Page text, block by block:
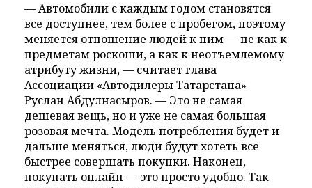
— Автомобили с каждым годом становятся
все доступнее, тем более с пробегом, поэтому
меняется отношение людей к ним — не как к
предметам роскоши, а как к неотъемлемому
атрибуту жизни, — считает глава
Ассоциации «Автодилеры Татарстана»
Руслан Абдулнасыров. — Это не самая
дешевая вещь, но и уже не самая большая
розовая мечта. Модель потребления будет и
дальше меняться, люди будут хотеть все
быстрее совершать покупки. Наконец,
покупать онлайн — это просто удобно. Так